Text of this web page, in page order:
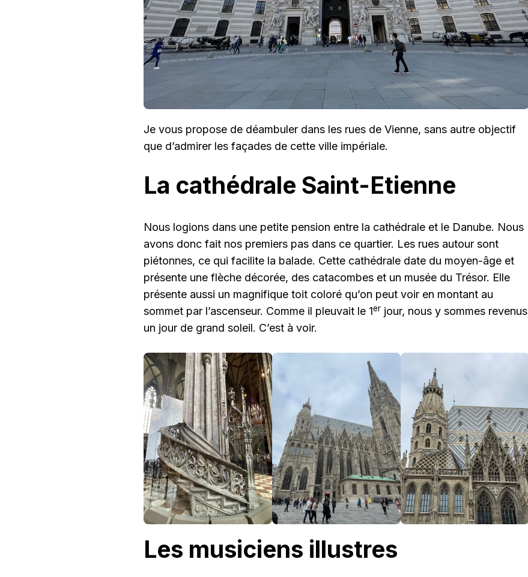
Je vous propose de déambuler dans les rues de Vienne, sans autre objectif
que d’admirer les façades de cette ville impériale.
La cathédrale Saint-Etienne
Nous logions dans une petite pension entre la cathédrale et le Danube. Nous
avons donc fait nos premiers pas dans ce quartier. Les rues autour sont
piétonnes, ce qui facilite la balade. Cette cathédrale date du moyen-âge et
présente une flèche décorée, des catacombes et un musée du Trésor. Elle
présente aussi un magnifique toit coloré qu’on peut voir en montant au
sommet par l’ascenseur. Comme il pleuvait le 1er jour, nous y sommes revenus
un jour de grand soleil. C’est à voir.
Les musiciens illustres